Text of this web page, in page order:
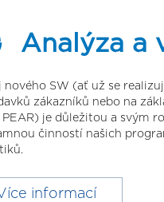
Analýza a
nového SW (ať už se
zákazníků nebo na
je důležitou a svým
činností našich
informací